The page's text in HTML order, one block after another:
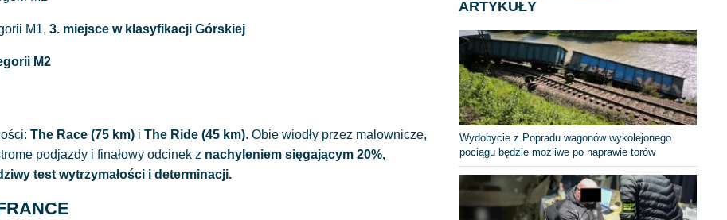
M1, 3. miejsce w klasyfikacji Górskiej
M2
The Race (75 km) i The Ride (45 km). Obie wiodły przez malownicze,
podjazdy i finałowy odcinek z nachyleniem sięgającym 20%,
test wytrzymałości i determinacji.
ARTYKUŁY
Wydobycie z Popradu wagonów wykolejonego
pociągu będzie możliwe po naprawie torów